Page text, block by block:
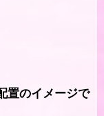
置のイメージで